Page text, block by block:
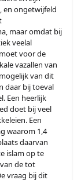
en ongetwijfeld
maar omdat bij
veelal
voor de
vazallen van
van dit
daar bij toeval
Een heerlijk
doet bij veel
Een
waarom 1,4
daarvan
islam op te
de tot
vraag bij dit